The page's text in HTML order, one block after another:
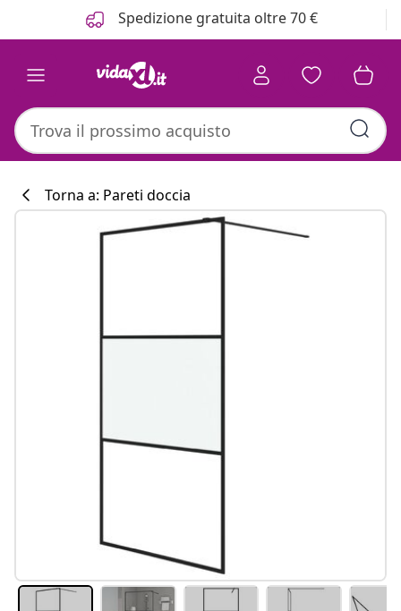
Spedizione gratuita oltre 70 €
Torna a: Pareti doccia